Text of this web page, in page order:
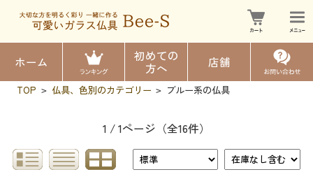
ホーム
初めての
方へ
店舗
TOP > 仏具、色別のカテゴリー > ブルー系の仏具
1 / 1ページ （全16件）